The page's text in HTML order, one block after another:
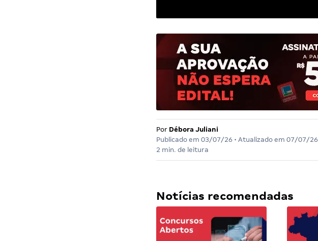
Por Débora Juliani
Publicado em 03/07/26 • Atualizado em 07/07/26
2 min. de leitura
Notícias recomendadas